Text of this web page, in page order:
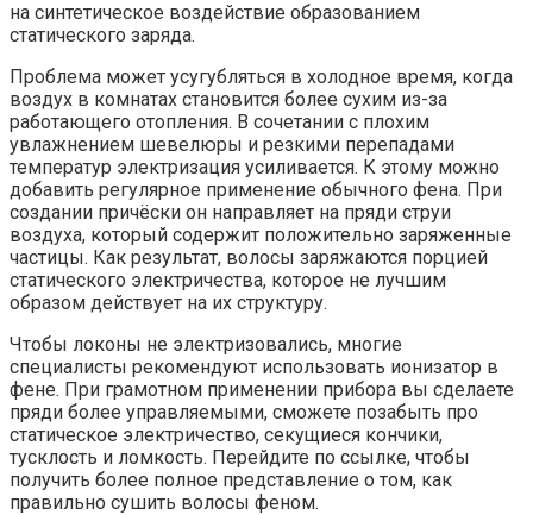
на синтетическое воздействие образованием
статического заряда.
Проблема может усугубляться в холодное время, когда
воздух в комнатах становится более сухим из-за
работающего отопления. В сочетании с плохим
увлажнением шевелюры и резкими перепадами
температур электризация усиливается. К этому можно
добавить регулярное применение обычного фена. При
создании причёски он направляет на пряди струи
воздуха, который содержит положительно заряженные
частицы. Как результат, волосы заряжаются порцией
статического электричества, которое не лучшим
образом действует на их структуру.
Чтобы локоны не электризовались, многие
специалисты рекомендуют использовать ионизатор в
фене. При грамотном применении прибора вы сделаете
пряди более управляемыми, сможете позабыть про
статическое электричество, секущиеся кончики,
тусклость и ломкость. Перейдите по ссылке, чтобы
получить более полное представление о том, как
правильно сушить волосы феном.